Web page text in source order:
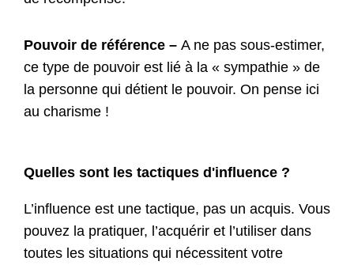
Pouvoir de référence – A ne pas sous-estimer,
ce type de pouvoir est lié à la « sympathie » de
la personne qui détient le pouvoir. On pense ici
au charisme !
Quelles sont les tactiques d'influence ?
L’influence est une tactique, pas un acquis. Vous
pouvez la pratiquer, l’acquérir et l’utiliser dans
toutes les situations qui nécessitent votre